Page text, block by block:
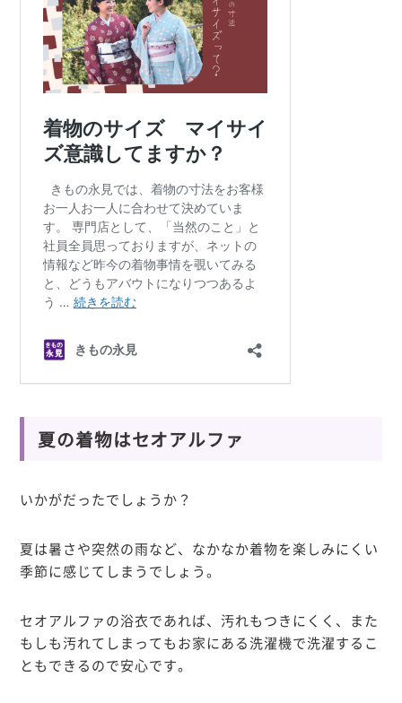
夏の着物はセオアルファ
いかがだったでしょうか？
夏は暑さや突然の雨など、なかなか着物を楽しみにくい
季節に感じてしまうでしょう。
セオアルファの浴衣であれば、汚れもつきにくく、また
もしも汚れてしまってもお家にある洗濯機で洗濯するこ
ともできるので安心です。